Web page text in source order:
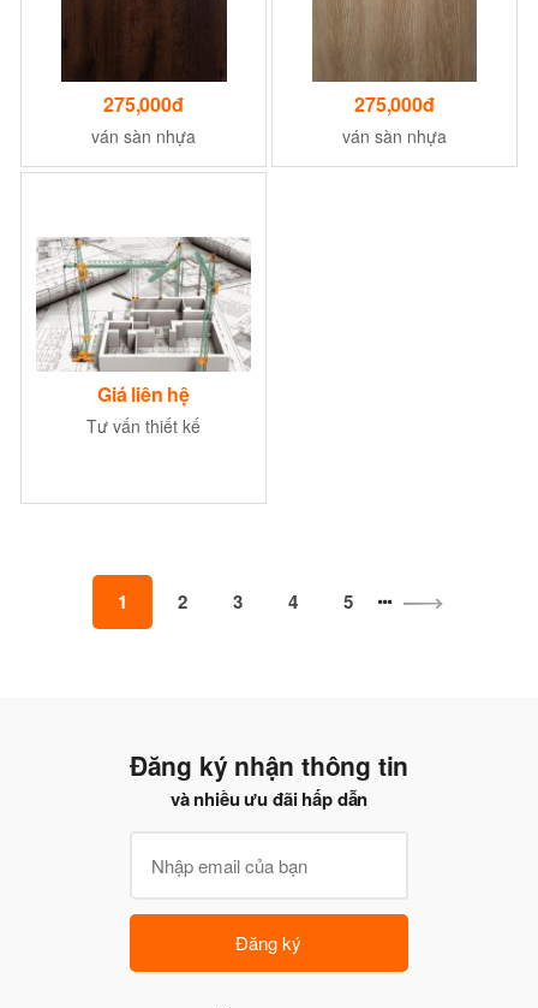
275,000đ
ván sàn nhựa
275,000đ
ván sàn nhựa
Giá liên hệ
Tư vấn thiết kế
1 2 3 4 5
Đăng ký nhận thông tin
và nhiều ưu đãi hấp dẫn
Đăng ký